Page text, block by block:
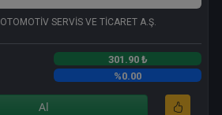
SERVİS VE TİCARET A.Ş.
301.90 ₺
%0.00
Al